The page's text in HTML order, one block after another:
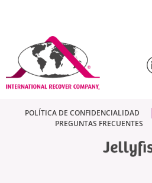
POLÍTICA DE CONFIDENCIALIDAD
PREGUNTAS FRECUENTES